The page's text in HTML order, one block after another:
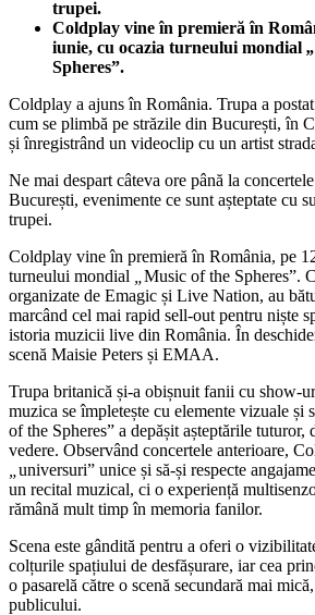
trupei.
Coldplay vine în premieră în
iunie, cu ocazia turneului mondial „
Spheres”.
Coldplay a ajuns în România. Trupa a
cum se plimbă pe străzile din București, în
și înregistrând un videoclip cu un artist
Ne mai despart câteva ore până la
București, evenimente ce sunt așteptate cu
trupei.
Coldplay vine în premieră în România, pe
turneului mondial
Music of the Spheres”.
organizate de Emagic și Live Nation, au
marcând cel mai rapid sell-out pentru niște
istoria muzicii live din România. În
scenă Maisie Peters și EMAA.
Trupa britanică și-a obișnuit fanii cu show-
muzica se împletește cu elemente vizuale și
of the Spheres” a depășit așteptările tuturor,
vedere. Observând concertele anterioare,
universuri” unice și să-și respecte
un recital muzical, ci o experiență
rămână mult timp în memoria fanilor.
Scena este gândită pentru a oferi o
colțurile spațiului de desfășurare, iar cea
o pasarelă către o scenă secundară mai
publicului.